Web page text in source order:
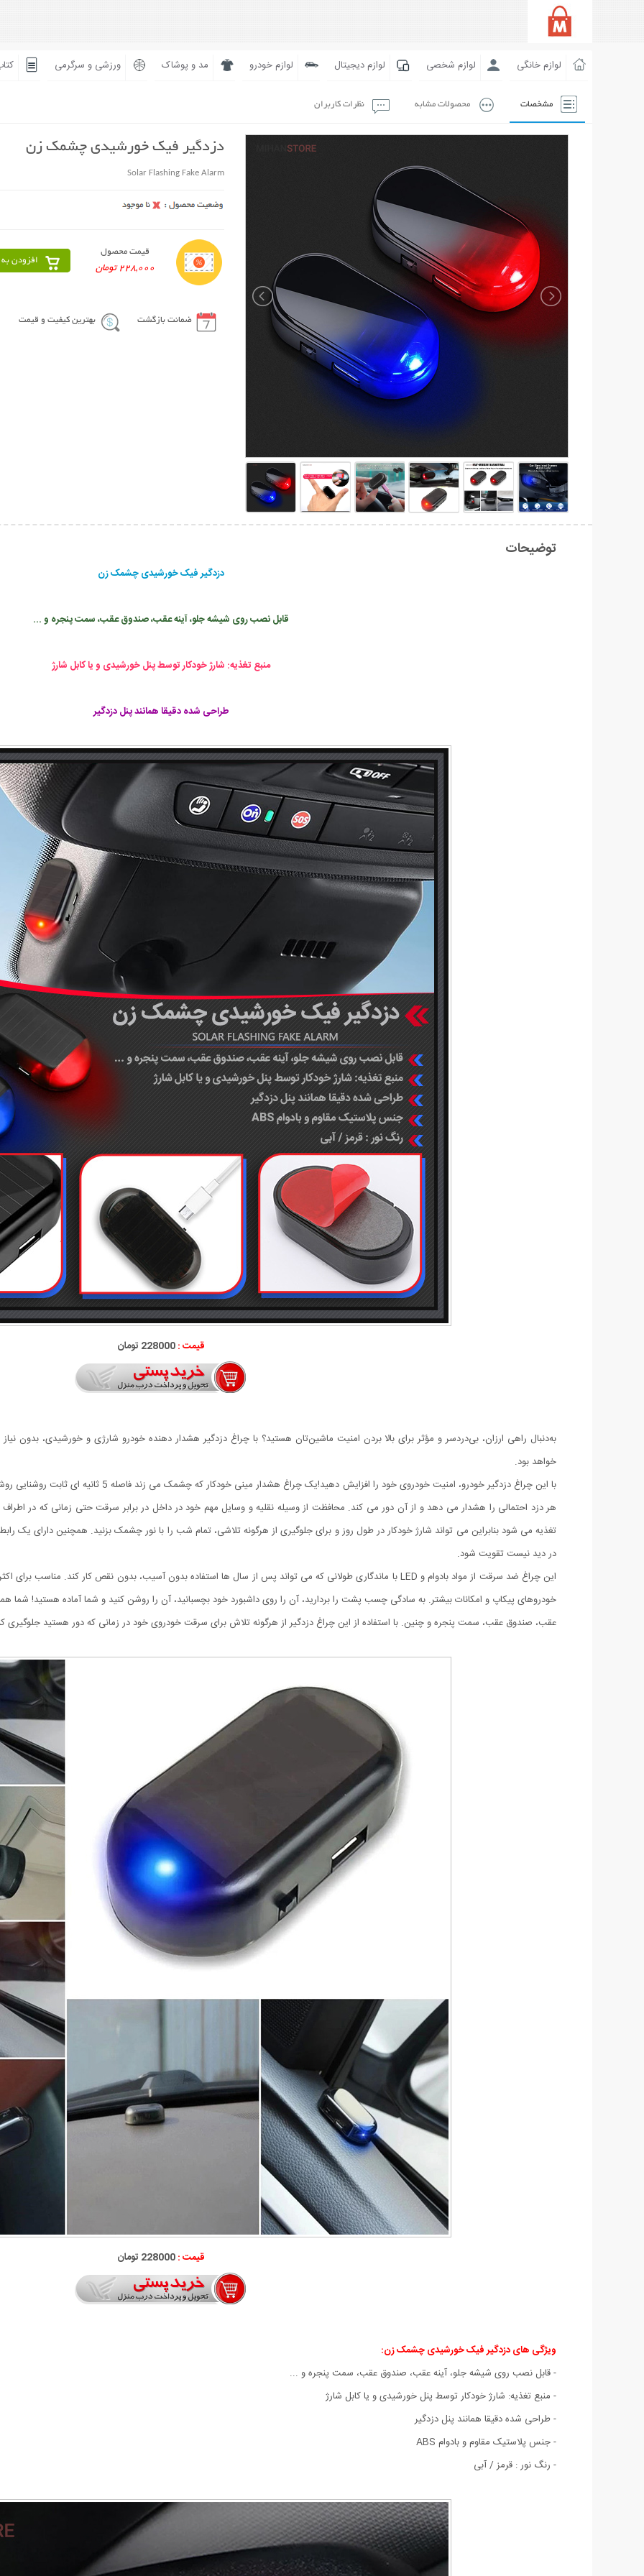
لوازم خانگی لوازم شخصی لوازم دیجیتال لوازم خودرو مد و پوشاک ورزشی و سرگرمی
مشخصات محصولات مشابه نظرات کاربران
دزدگیر فیک خورشیدی چشمک زن
Solar Flashing Fake Alarm
قیمت محصول
228,000 تومان
افزودن
ضمانت بازگشت بهترین کیفیت و قیمت
توضیحات
دزدگیر فیک خورشیدی چشمک زن
قابل نصب روی شیشه جلو، آینه عقب، صندوق عقب، سمت پنجره و ...
منبع تغذیه: شارژ خودکار توسط پنل خورشیدی و یا کابل شارژ
طراحی شده دقیقا همانند پنل دزدگیر
قیمت :228000 تومان
به‌دنبال راهی ارزان، بی‌دردسر و مؤثر برای بالا بردن امنیت ماشین‌تان هستید؟ با چراغ دزدگیر هشدار دهنده خودرو شارژی و خورشیدی، بدون
خواهد بود.
با این چراغ دزدگیر خودرو، امنیت خودروی خود را
هر دزد احتمالی را هشدار می دهد و از آن دور می کند. محافظت از وسیله نقلیه و وسایل مهم خود در داخل در برابر سرقت حتی زمانی که در اطراف
در دید نیست تقویت شود.
خودروهای پیکاپ و امکانات بیشتر. به سادگی چسب پشت را بردارید، آن را روی داشبورد خود بچسبانید، آن را روشن کنید و شما آماده هستید! شما
عقب، صندوق عقب، سمت پنجره و چنین. با استفاده از این چراغ دزدگیر از هرگونه تلاش برای سرقت خودروی خود در زمانی که دور هستید جلوگیری
قیمت :228000 تومان
ویژگی های دزدگیر فیک خورشیدی چشمک زن:
- قابل نصب روی شیشه جلو، آینه عقب، صندوق عقب، سمت پنجره و ...
- منبع تغذیه: شارژ خودکار توسط پنل خورشیدی و یا کابل شارژ
- طراحی شده دقیقا همانند پنل دزدگیر
- جنس پلاستیک مقاوم و بادوام ABS
- رنگ نور : قرمز / آبی